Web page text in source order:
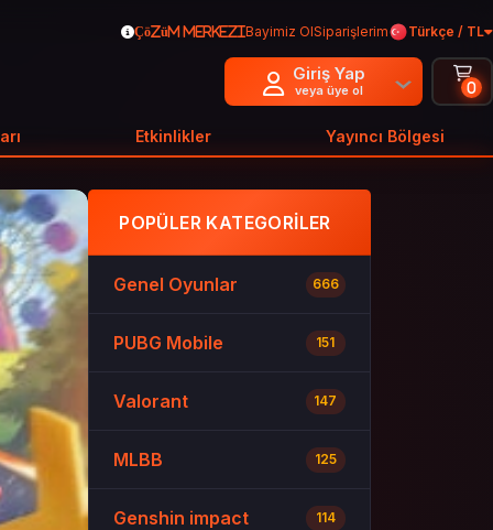
Çözüm MerkeziBayimiz OlSiparişlerim Türkçe / TL
Giriş Yap
veya üye ol 0
Etkinlikler Yayıncı Bölgesi
POPÜLER KATEGORILER
Genel Oyunlar 666
PUBG Mobile 151
Valorant 147
MLBB 125
Genshin impact 114